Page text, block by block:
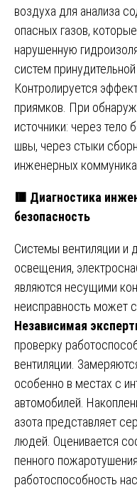
воздуха для анализа
опасных газов,
нарушенную
систем
Контролируется
приямков. При
источники: через
швы, через стыки
инженерных
🟥 Диагностика
безопасность
Системы вентиляции и
освещения,
являются несущими
неисправность может
Независимая
проверку
вентиляции.
особенно в местах с
автомобилей.
азота представляет
людей. Оценивается
пенного
работоспособность